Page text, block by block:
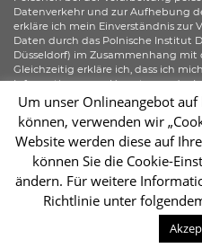
Datenverkehr und zur Aufhebung
erkläre ich mein Einverständnis zur
Daten durch das Polnische Institut
Düsseldorf) im Zusammenhang
Gleichzeitig erkläre ich, dass ich
Informationen zur Umsetzung der
der DSGVO bezüglich der
Daten bekannt gemacht habe und
20 der DSGVO zustehenden
2026 © Instytut Polski w
Um unser Onlineangebot
können, verwenden wir
Website werden diese auf
können Sie die Cookie-
ändern. Für weitere
Richtlinie unter